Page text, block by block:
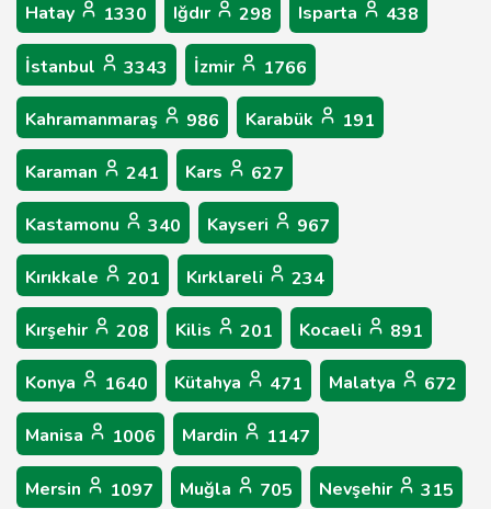
Hatay 1330 Iğdır 298 Isparta 438
İstanbul 3343 İzmir 1766
Kahramanmaraş 986 Karabük 191
Karaman 241 Kars 627
Kastamonu 340 Kayseri 967
Kırıkkale 201 Kırklareli 234
Kırşehir 208 Kilis 201 Kocaeli 891
Konya 1640 Kütahya 471 Malatya 672
Manisa 1006 Mardin 1147
Mersin 1097 Muğla 705 Nevşehir 315